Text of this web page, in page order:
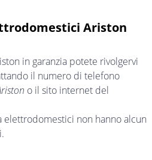
Ariston
in garanzia potete rivolgervi
il numero di telefono
o il sito internet del
elettrodomestici non hanno alcun